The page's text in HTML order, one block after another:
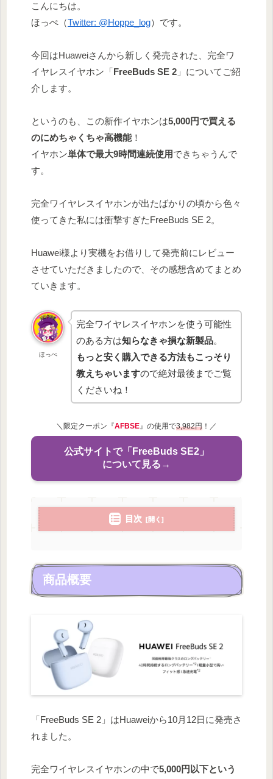
こんにちは。
ほっぺ（Twitter: @Hoppe_log）です。
今回はHuaweiさんから新しく発売された、完全ワ
イヤレスイヤホン「FreeBuds SE 2 」についてご紹
介します。
というのも、この新作イヤホンは5,000円で買える
のにめちゃくちゃ高機能！
イヤホン単体で最大9時間連続使用できちゃうんで
す。
完全ワイヤレスイヤホンが出たばかりの頃から色々
使ってきた私には衝撃すぎたFreeBuds SE 2。
Huawei様より実機をお借りして発売前にレビュー
させていただきましたので、その感想含めてまとめ
ていきます。
ほっぺ
完全ワイヤレスイヤホンを使う可能性
のある方は知らなきゃ損な新製品。
もっと安く購入できる方法もこっそり
教えちゃいますので絶対最後までご覧
くださいね！
＼限定クーポン『AFBSE』の使用で3,982円 ！／
公式サイトで「FreeBuds SE2」
について見る→
目次
商品概要
「FreeBuds SE 2」はHuaweiから10月12日に発売さ
れました。
完全ワイヤレスイヤホンの中で5,000円以下という